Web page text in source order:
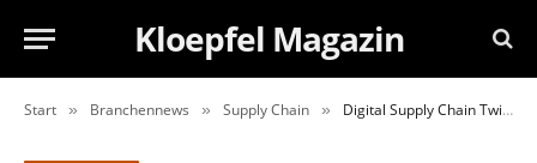
Kloepfel Magazin
Start » Branchennews » Supply Chain » Digital Supply Chain Twins unterstützen die Entscheidungsfindung